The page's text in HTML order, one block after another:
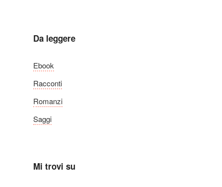
Da leggere
Ebook
Racconti
Romanzi
Saggi
Mi trovi su